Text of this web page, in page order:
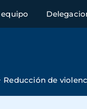
Reducción de